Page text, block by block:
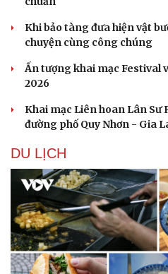
Khi bảo tàng đưa hiện vật
chuyện cùng công chúng
Ấn tượng khai mạc Festival
2026
Khai mạc Liên hoan Lân Sư
đường phố Quy Nhơn - Gia
DU LỊCH